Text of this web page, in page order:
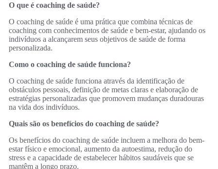
O que é coaching de saúde?
O coaching de saúde é uma prática que combina técnicas de
coaching com conhecimentos de saúde e bem-estar, ajudando os
indivíduos a alcançarem seus objetivos de saúde de forma
personalizada.
Como o coaching de saúde funciona?
O coaching de saúde funciona através da identificação de
obstáculos pessoais, definição de metas claras e elaboração de
estratégias personalizadas que promovem mudanças duradouras
na vida dos indivíduos.
Quais são os benefícios do coaching de saúde?
Os benefícios do coaching de saúde incluem a melhora do bem-
estar físico e emocional, aumento da autoestima, redução do
stress e a capacidade de estabelecer hábitos saudáveis que se
mantêm a longo prazo.